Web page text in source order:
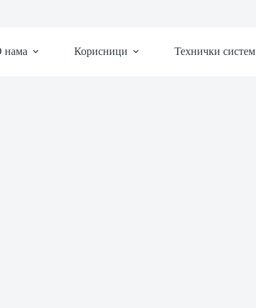
нама Корисници Технички систем